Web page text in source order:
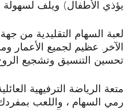
يؤذي الأطفال) ويلف
الآخر. عظيم لجميع الأعمار
تحسين التنسيق وتشجيع
متعة الرياضة الترفيهية
رمي السهام ، واللعب